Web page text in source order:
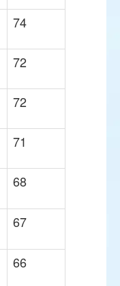
74
72
72
71
68
67
66